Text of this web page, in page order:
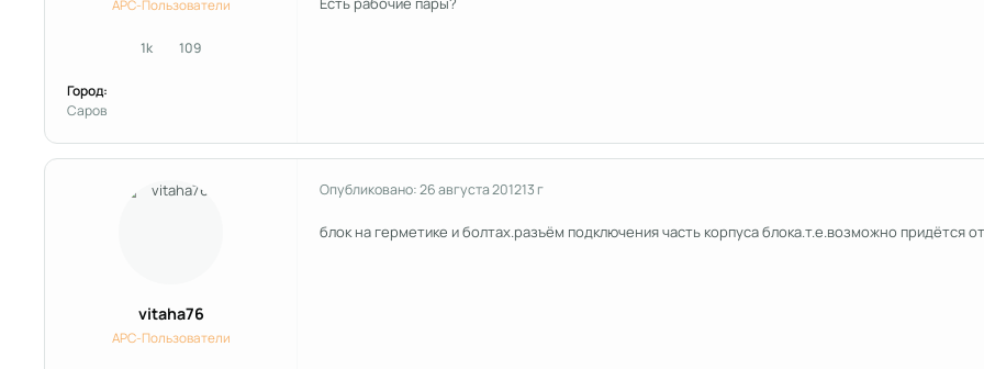
APC-Пользователи
1kсообщения
109Репутация
Город:
Саров
vitaha76
APC-Пользователи
Опубликовано:26 августа 201213 г
блок на герметике и болтах.разъём подключения часть корпуса блока.т.е.возможно придётся